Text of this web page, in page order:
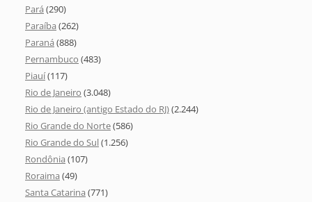
Pará (290)
Paraíba (262)
Paraná (888)
Pernambuco (483)
Piauí(117)
Rio de Janeiro (3.048)
Rio de Janeiro (antigo Estado do RJ)(2.244)
Rio Grande do Norte(586)
Rio Grande do Sul(1.256)
Rondônia (107)
Roraima (49)
Santa Catarina (771)